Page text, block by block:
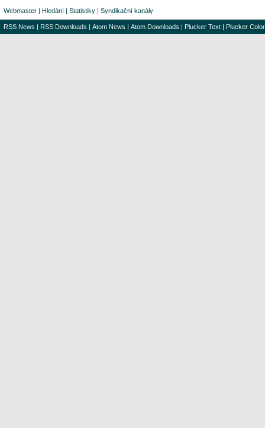
Webmaster | Hledání | Statistiky | Syndikační kanály
RSS News | RSS Downloads | Atom News | Atom Downloads | Plucker Text | Plucker Color